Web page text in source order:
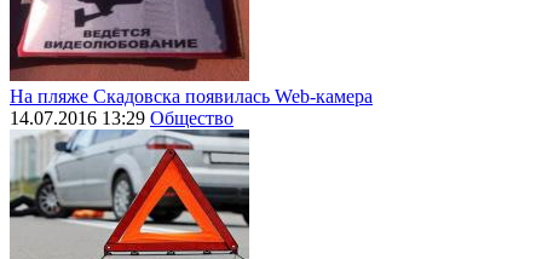
На пляже Скадовска появилась Web-камера
14.07.2016 13:29 Общество